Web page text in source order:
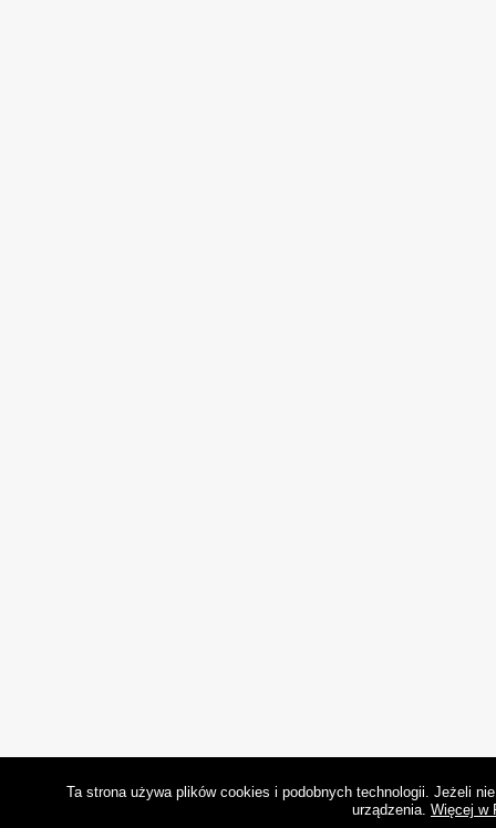
Ta strona używa plików cookies i podobnych technologii. Jeżeli
urządzenia. Więcej w